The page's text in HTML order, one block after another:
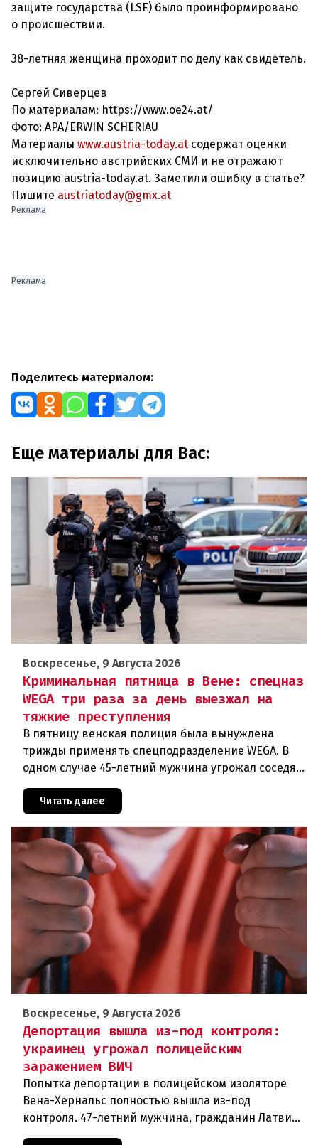
защите государства (LSE) было проинформировано
о происшествии.
38-летняя женщина проходит по делу как свидетель.
Сергей Сиверцев
По материалам: https://www.oe24.at/
Фото: APA/ERWIN SCHERIAU
Материалы www.austria-today.at содержат оценки
исключительно австрийских СМИ и не отражают
позицию austria-today.at. Заметили ошибку в статье?
Пишите austriatoday@gmx.at
Реклама
Реклама
Поделитесь материалом:
Еще материалы для Вас:
Воскресенье, 9 Августа 2026
Криминальная пятница в Вене: спецназ
WEGA три раза за день выезжал на
тяжкие преступления
В пятницу венская полиция была вынуждена
трижды применять спецподразделение WEGA. В
одном случае 45-летний мужчина угрожал соседям
набросился на родственника
Читать далее
Воскресенье, 9 Августа 2026
Депортация вышла из-под контроля:
украинец угрожал полицейским
заражением ВИЧ
Попытка депортации в полицейском изоляторе
Вена-Хернальс полностью вышла из-под
контроля. 47-летний мужчина, гражданин Латвии,